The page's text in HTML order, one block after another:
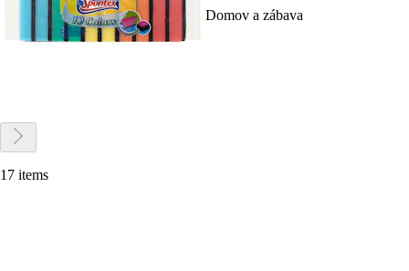
Domov a zábava
17 items